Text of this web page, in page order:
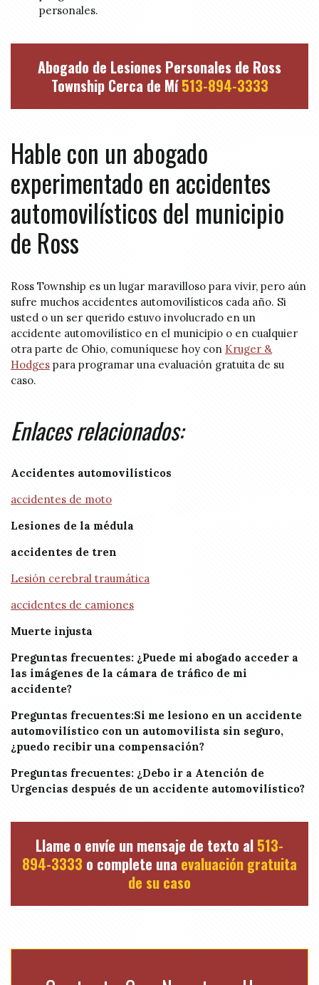
personales.
Abogado de Lesiones Personales de Ross
Township Cerca de Mí513-894-3333
Hable con un abogado
experimentado en accidentes
automovilísticos del municipio
de Ross
Ross Township es un lugar maravilloso para vivir, pero aún
sufre muchos accidentes automovilísticos cada año. Si
usted o un ser querido estuvo involucrado en un
accidente automovilístico en el municipio o en cualquier
otra parte de Ohio, comuníquese hoy con Kruger &
Hodges para programar una evaluación gratuita de su
caso.
Enlaces relacionados:
Accidentes automovilísticos
accidentes de moto
Lesiones de la médula
accidentes de tren
Lesión cerebral traumática
accidentes de camiones
Muerte injusta
Preguntas frecuentes: ¿Puede mi abogado acceder a
las imágenes de la cámara de tráfico de mi
accidente?
Preguntas frecuentes:Si me lesiono en un accidente
automovilístico con un automovilista sin seguro,
¿puedo recibir una compensación?
Preguntas frecuentes: ¿Debo ir a Atención de
Urgencias después de un accidente automovilístico?
Llame o envíe un mensaje de texto al 513-
894-3333 o complete una evaluación gratuita
de su caso